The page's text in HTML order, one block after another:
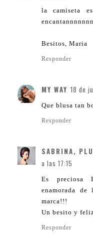
la camiseta
Besitos, Maria
Responder
MY WAY 18 de
Que blusa tan
Responder
SABRINA,
a las 17:15
Es preciosa
enamorada
marca!!!
Un besito y
Responder